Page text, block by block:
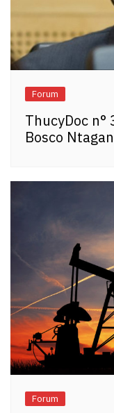
Forum
ThucyDoc n°
Bosco
Forum